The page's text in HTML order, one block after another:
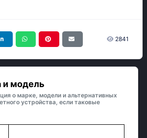
2841
и модель
о марке, модели и альтернативных
устройства, если таковые